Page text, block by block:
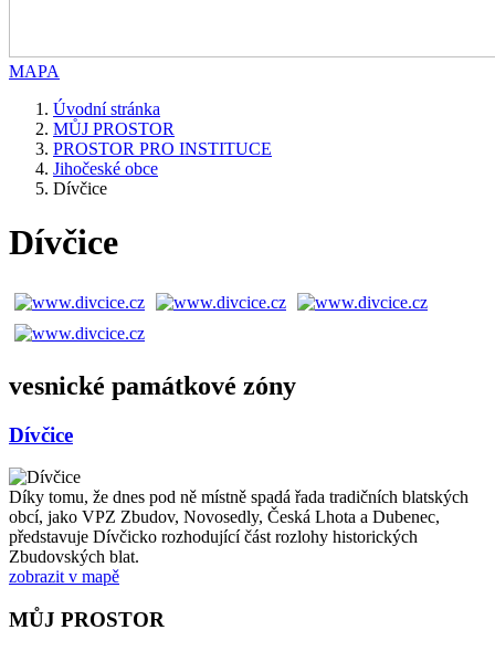
MAPA
Úvodní stránka
MŮJ PROSTOR
PROSTOR PRO INSTITUCE
Jihočeské obce
Dívčice
Dívčice
vesnické památkové zóny
Dívčice
Díky tomu, že dnes pod ně místně spadá řada tradičních blatských
obcí, jako VPZ Zbudov, Novosedly, Česká Lhota a Dubenec,
představuje Dívčicko rozhodující část rozlohy historických
Zbudovských blat.
zobrazit v mapě
MŮJ PROSTOR